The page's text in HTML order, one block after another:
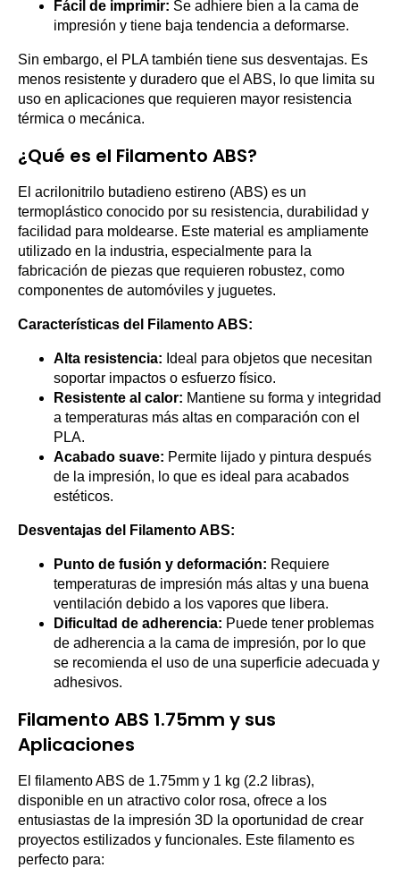
Fácil de imprimir: Se adhiere bien a la cama de
impresión y tiene baja tendencia a deformarse.
Sin embargo, el PLA también tiene sus desventajas. Es
menos resistente y duradero que el ABS, lo que limita su
uso en aplicaciones que requieren mayor resistencia
térmica o mecánica.
¿Qué es el Filamento ABS?
El acrilonitrilo butadieno estireno (ABS) es un
termoplástico conocido por su resistencia, durabilidad y
facilidad para moldearse. Este material es ampliamente
utilizado en la industria, especialmente para la
fabricación de piezas que requieren robustez, como
componentes de automóviles y juguetes.
Características del Filamento ABS:
Alta resistencia: Ideal para objetos que necesitan
soportar impactos o esfuerzo físico.
Resistente al calor: Mantiene su forma y integridad
a temperaturas más altas en comparación con el
PLA.
Acabado suave: Permite lijado y pintura después
de la impresión, lo que es ideal para acabados
estéticos.
Desventajas del Filamento ABS:
Punto de fusión y deformación: Requiere
temperaturas de impresión más altas y una buena
ventilación debido a los vapores que libera.
Dificultad de adherencia: Puede tener problemas
de adherencia a la cama de impresión, por lo que
se recomienda el uso de una superficie adecuada y
adhesivos.
Filamento ABS 1.75mm y sus
Aplicaciones
El filamento ABS de 1.75mm y 1 kg (2.2 libras),
disponible en un atractivo color rosa, ofrece a los
entusiastas de la impresión 3D la oportunidad de crear
proyectos estilizados y funcionales. Este filamento es
perfecto para: